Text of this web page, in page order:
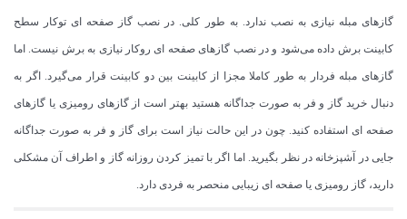
گازهای مبله نیازی به نصب ندارد. به طور کلی. در نصب گاز صفحه ای توکار سطح
کابینت برش داده می‌شود و در نصب گازهای صفحه ای روکار نیازی به برش نیست. اما
گازهای مبله فردار به طور کاملا مجزا از کابینت بین دو کابینت قرار می‌گیرد. اگر به
دنبال خرید گاز و فر به صورت جداگانه هستید بهتر است از گازهای رومیزی یا گازهای
صفحه ای استفاده کنید. چون در این حالت نیاز است برای گاز و فر به صورت جداگانه
جایی در آشپزخانه در نظر بگیرید. اما اگر با تمیز کردن روزانه گاز و اطراف آن مشکلی
دارید، گاز رومیزی یا صفحه ای زیبایی منحصر به فردی دارد.